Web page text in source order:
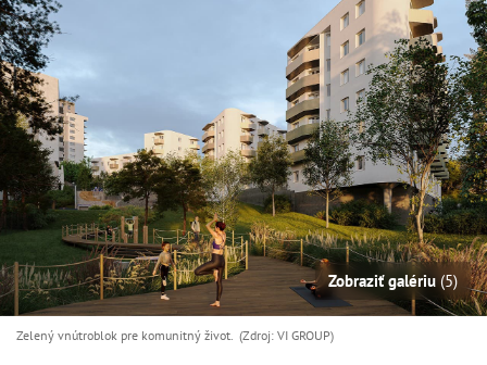
Zobraziť galériu (5)
Zelený vnútroblok pre komunitný život. (Zdroj: VI GROUP)